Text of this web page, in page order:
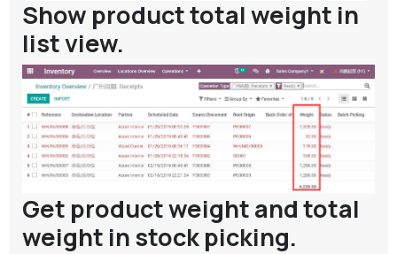
Show product total weight in
list view.
Get product weight and total
weight in stock picking.